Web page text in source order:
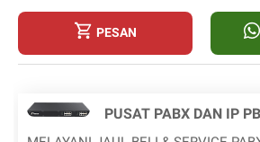
PESAN
PUSAT PABX DAN IP